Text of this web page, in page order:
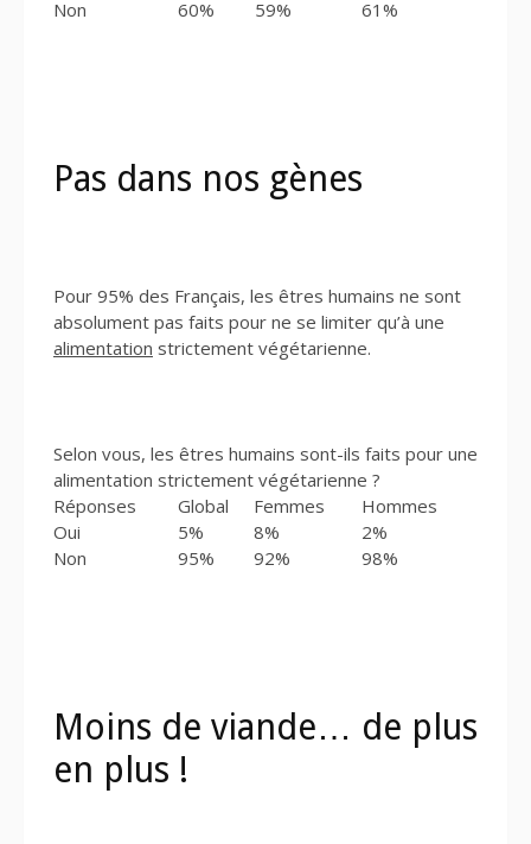
Non 60% 59% 61%
Pas dans nos gènes
Pour 95% des Français, les êtres humains ne sont
absolument pas faits pour ne se limiter qu’à une
alimentation strictement végétarienne.
Selon vous, les êtres humains sont-ils faits pour une
alimentation strictement végétarienne ?
Réponses
Global Femmes
Hommes
Oui
5% 8%
2%
Non
95% 92% 98%
Moins de viande… de plus
en plus !